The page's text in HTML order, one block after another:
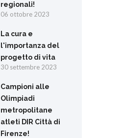
regionali!
06 ottobre 2023
La cura e
l'importanza del
progetto di vita
30 settembre 2023
Campioni alle
Olimpiadi
metropolitane
atleti DIR Città di
Firenze!